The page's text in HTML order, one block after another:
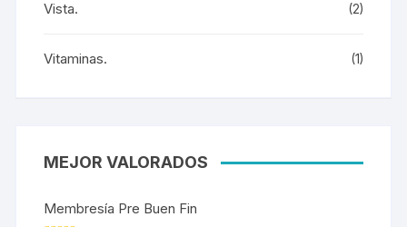
Vista. (2)
Vitaminas. (1)
MEJOR VALORADOS
Membresía Pre Buen Fin